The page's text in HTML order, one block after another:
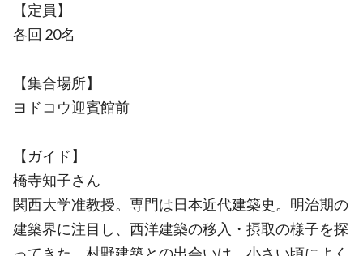
【定員】
各回 20名
【集合場所】
ヨドコウ迎賓館前
【ガイド】
橋寺知子さん
関西大学准教授。専門は日本近代建築史。明治期の
建築界に注目し、西洋建築の移入・摂取の様子を探